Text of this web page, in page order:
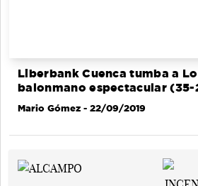
Liberbank Cuenca tumba a
balonmano espectacular (35-
Mario Gómez - 22/09/2019